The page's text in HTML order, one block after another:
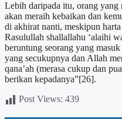
Lebih daripada itu, orang yang
akan meraih kebaikan dan
di akhirat nanti, meskipun
Rasulullah shallallahu ‘alaihi
beruntung seorang yang
yang secukupnya dan Allah
qana’ah (merasa cukup dan
berikan kepadanya”[26].
Post Views: 439